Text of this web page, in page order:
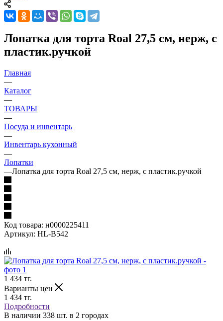
Лопатка для торта Roal 27,5 см, нерж, с
пластик.ручкой
Главная
—
Каталог
—
ТОВАРЫ
—
Посуда и инвентарь
—
Инвентарь кухонный
—
Лопатки
—Лопатка для торта Roal 27,5 см, нерж, с пластик.ручкой
Код товара: н0000225411
Артикул: HL-B542
1 434 тг.
Варианты цен
1 434 тг.
Подробности
В наличии 338 шт. в 2 городах